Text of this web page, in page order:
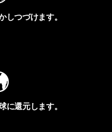
しつづけます。
に還元します。